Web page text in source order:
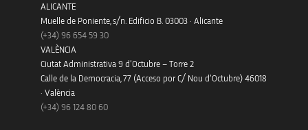
ALICANTE
Muelle de Poniente, s/n. Edificio B. 03003 · Alicante
(+34) 96 654 59 30
VALÈNCIA
Ciutat Administrativa 9 d’Octubre – Torre 2
Calle de la Democracia, 77 (Acceso por C/ Nou d’Octubre) 46018
· València
(+34) 96 124 80 60